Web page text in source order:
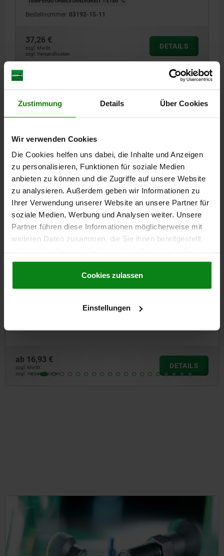
Zustimmung Details Über Cookies
Wir verwenden Cookies
Die Cookies helfen uns dabei, die Inhalte und Anzeigen
zu personalisieren, Funktionen für soziale Medien
anbieten zu können und die Zugriffe auf unsere Website
zu analysieren. Außerdem geben wir Informationen zu
Ihrer Verwendung unserer Website an unsere Partner für
soziale Medien, Werbung und Analysen weiter. Unsere
Partner führen diese Informationen möglicherweise mit
weiteren Daten zusammen, die Sie ihnen bereitgestellt
gesammelt haben.Cookie Richtlinien
Datenschutz|AGB
Cookies zulassen
Einstellungen
1) Platte
Bestellnummer: 03192-15-11
37,26 €
zzgl. MwSt.
zzgl. Versandkosten
DETAILS
DOWNLOADS
Andere Kunden kauften auch
NEU 03415
15,01 €
zzgl. Versandkosten